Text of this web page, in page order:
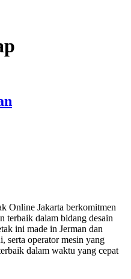
Online Jakarta berkomitmen
terbaik dalam bidang desain
ini made in Jerman dan
serta operator mesin yang
dalam waktu yang cepat